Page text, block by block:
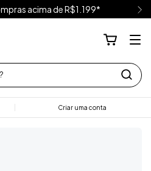
acima de R$1.199*
Criar uma conta